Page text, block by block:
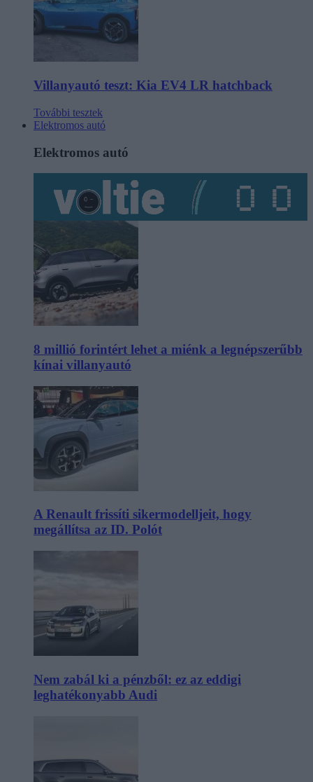
Villanyautó teszt: Kia EV4 LR hatchback
További tesztek
Elektromos autó
Elektromos autó
8 millió forintért lehet a miénk a legnépszerűbb
kínai villanyautó
A Renault frissíti sikermodelljeit, hogy
megállítsa az ID. Polót
Nem zabál ki a pénzből: ez az eddigi
leghatékonyabb Audi